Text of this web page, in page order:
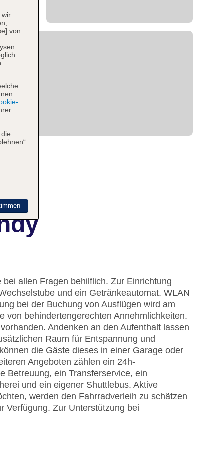
allen Fragen behilflich. Zur Einrichtung
und ein Getränkeautomat. WLAN
bei der Buchung von Ausflügen wird am
von behindertengerechten Annehmlichkeiten.
Andenken an den Aufenthalt lassen
Raum für Entspannung und
die Gäste dieses in einer Garage oder
Angeboten zählen ein 24h-
Betreuung, ein Transferservice, ein
und ein eigener Shuttlebus. Aktive
werden den Fahrradverleih zu schätzen
Verfügung. Zur Unterstützung bei
wir
von